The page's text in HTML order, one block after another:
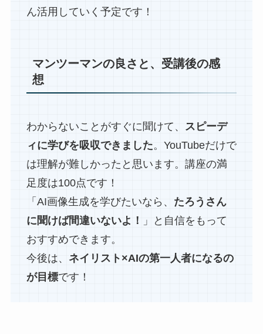
ん活用していく予定です！
マンツーマンの良さと、受講後の感
想
わからないことがすぐに聞けて、
スピーデ
ィに学びを吸収できました。YouTubeだけで
は理解が難しかったと思います。講座の満
足度は100点です！
「AI画像生成を学びたいなら、 たろうさん
に聞けば間違いないよ！
」と自信をもって
おすすめできます。
今後は、 ネイリスト×AIの第一人者になるの
が目標です！